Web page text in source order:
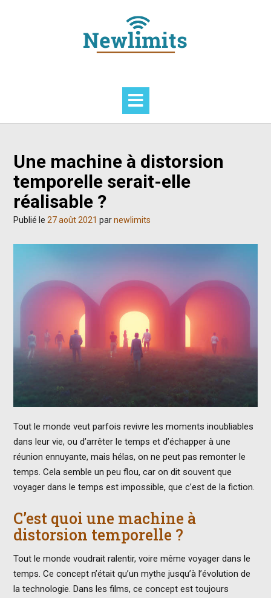
Une machine à distorsion
temporelle serait-elle
réalisable ?
Publié le 27 août 2021 parnewlimits
Tout le monde veut parfois revivre les moments inoubliables
dans leur vie, ou d’arrêter le temps et d’échapper à une
réunion ennuyante, mais hélas, on ne peut pas remonter le
temps. Cela semble un peu flou, car on dit souvent que
voyager dans le temps est impossible, que c’est de la fiction.
C’est quoi une machine à
distorsion temporelle ?
Tout le monde voudrait ralentir, voire même voyager dans le
temps. Ce concept n’était qu’un mythe jusqu’à l’évolution de
la technologie. Dans les films, ce concept est toujours